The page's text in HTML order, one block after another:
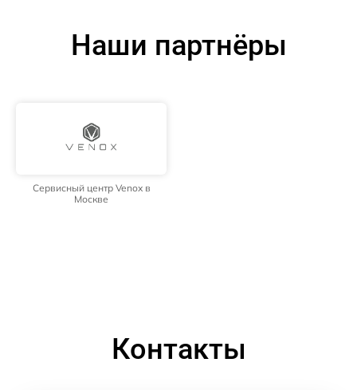
Наши партнёры
Сервисный центр Venox в
Москве
Контакты